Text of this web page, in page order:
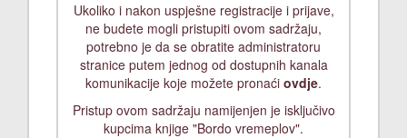
Ukoliko i nakon uspješne registracije i prijave,
ne budete mogli pristupiti ovom sadržaju,
potrebno je da se obratite administratoru
stranice putem jednog od dostupnih kanala
komunikacije koje možete pronaći ovdje.
Pristup ovom sadržaju namijenjen je isključivo
kupcima knjige "Bordo vremeplov".